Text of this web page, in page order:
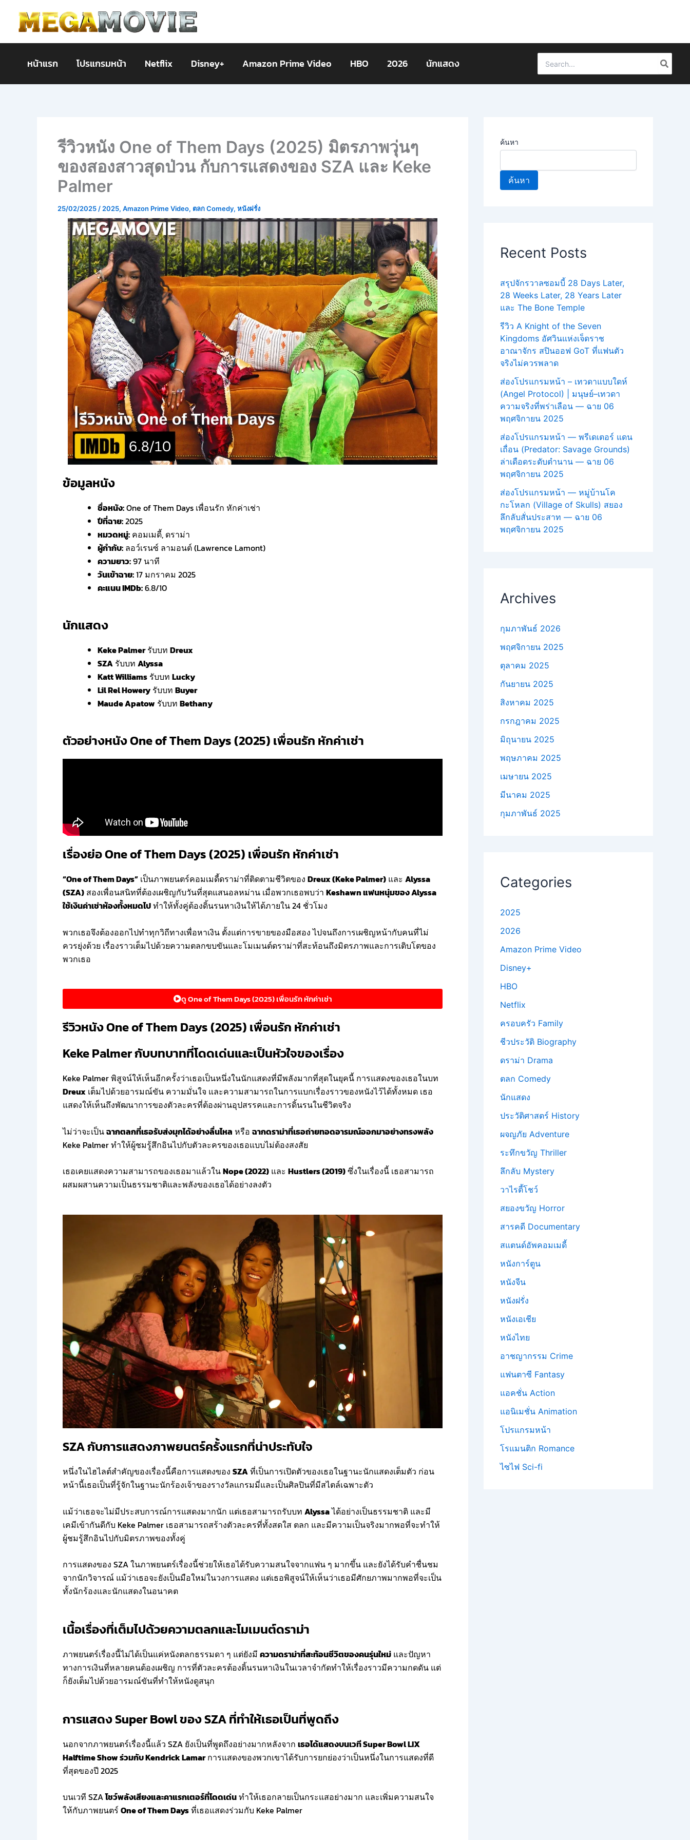
content
หน้าแรก โปรแกรมหน้า Netflix Disney+ Amazon Prime Video HBO 2026 นักแสดง
for:
รีวิวหนัง One of Them Days (2025) มิตรภาพวุ่นๆ
ของสองสาวสุดป่วน กับการแสดงของ SZA และ Keke
Palmer
25/02/2025 / 2025, Amazon Prime Video, ตลก Comedy, หนังฝรั่ง
ข้อมูลหนัง
ชื่อหนัง:One of Them Days เพื่อนรัก หักค่าเช่า
ปีที่ฉาย:2025
หมวดหมู่: คอมเมดี้, ดราม่า
ผู้กำกับ: ลอว์เรนซ์ ลามอนต์ (Lawrence Lamont)
ความยาว:97 นาที
วันเข้าฉาย:17 มกราคม 2025
คะแนน IMDb:6.8/10
นักแสดง
Keke Palmerรับบท Dreux
SZA รับบท Alyssa
Katt Williams รับบท Lucky
Lil Rel Howery รับบท Buyer
Maude Apatow รับบท Bethany
ตัวอย่างหนัง One of Them Days (2025) เพื่อนรัก หักค่าเช่า
เรื่องย่อ One of Them Days (2025) เพื่อนรัก หักค่าเช่า
“One of Them Days” เป็นภาพยนตร์คอมเมดี้ดราม่าที่ติดตามชีวิตของ Dreux (Keke Palmer) และ Alyssa
(SZA) สองเพื่อนสนิทที่ต้องเผชิญกับวันที่สุดแสนอลหม่าน เมื่อพวกเธอพบว่า Keshawn แฟนหนุ่มของ Alyssa
ใช้เงินค่าเช่าห้องทั้งหมดไปทำให้ทั้งคู่ต้องดิ้นรนหาเงินให้ได้ภายใน 24 ชั่วโมง
พวกเธอจึงต้องออกไปทำทุกวิถีทางเพื่อหาเงิน ตั้งแต่การขายของมือสอง ไปจนถึงการเผชิญหน้ากับคนที่ไม่
ควรยุ่งด้วย เรื่องราวเต็มไปด้วยความตลกขบขันและโมเมนต์ดราม่าที่สะท้อนถึงมิตรภาพและการเติบโตของ
พวกเธอ
ดู One of Them Days (2025) เพื่อนรัก หักค่าเช่า
รีวิวหนัง One of Them Days (2025) เพื่อนรัก หักค่าเช่า
Keke Palmer กับบทบาทที่โดดเด่นและเป็นหัวใจของเรื่อง
Keke Palmer พิสูจน์ให้เห็นอีกครั้งว่าเธอเป็นหนึ่งในนักแสดงที่มีพลังมากที่สุดในยุคนี้ การแสดงของเธอในบท
Dreux เต็มไปด้วยอารมณ์ขัน ความมั่นใจ และความสามารถในการแบกเรื่องราวของหนังไว้ได้ทั้งหมด เธอ
แสดงให้เห็นถึงพัฒนาการของตัวละครที่ต้องผ่านอุปสรรคและการดิ้นรนในชีวิตจริง
ไม่ว่าจะเป็นฉากตลกที่เธอรับส่งมุกได้อย่างลื่นไหล หรือ ฉากดราม่าที่เธอถ่ายทอดอารมณ์ออกมาอย่างทรงพลัง
Keke Palmer ทำให้ผู้ชมรู้สึกอินไปกับตัวละครของเธอแบบไม่ต้องสงสัย
เธอเคยแสดงความสามารถของเธอมาแล้วในNope (2022) และ Hustlers (2019)ซึ่งในเรื่องนี้ เธอสามารถ
ผสมผสานความเป็นธรรมชาติและพลังของเธอได้อย่างลงตัว
SZA กับการแสดงภาพยนตร์ครั้งแรกที่น่าประทับใจ
หนึ่งในไฮไลต์สำคัญของเรื่องนี้คือการแสดงของ SZAที่เป็นการเปิดตัวของเธอในฐานะนักแสดงเต็มตัว ก่อน
หน้านี้เธอเป็นที่รู้จักในฐานะนักร้องเจ้าของรางวัลแกรมมี่และเป็นศิลปินที่มีสไตล์เฉพาะตัว
แม้ว่าเธอจะไม่มีประสบการณ์การแสดงมากนัก แต่เธอสามารถรับบท Alyssaได้อย่างเป็นธรรมชาติ และมี
เคมีเข้ากันดีกับ Keke Palmer เธอสามารถสร้างตัวละครที่ทั้งสดใส ตลก และมีความเป็นจริงมากพอที่จะทำให้
ผู้ชมรู้สึกอินไปกับมิตรภาพของทั้งคู่
การแสดงของ SZA ในภาพยนตร์เรื่องนี้ช่วยให้เธอได้รับความสนใจจากแฟน ๆ มากขึ้น และยังได้รับคำชื่นชม
จากนักวิจารณ์ แม้ว่าเธอจะยังเป็นมือใหม่ในวงการแสดง แต่เธอพิสูจน์ให้เห็นว่าเธอมีศักยภาพมากพอที่จะเป็น
ทั้งนักร้องและนักแสดงในอนาคต
เนื้อเรื่องที่เต็มไปด้วยความตลกและโมเมนต์ดราม่า
ภาพยนตร์เรื่องนี้ไม่ได้เป็นแค่หนังตลกธรรมดา ๆ แต่ยังมี ความดราม่าที่สะท้อนชีวิตของคนรุ่นใหม่ และปัญหา
ทางการเงินที่หลายคนต้องเผชิญ การที่ตัวละครต้องดิ้นรนหาเงินในเวลาจำกัดทำให้เรื่องราวมีความกดดัน แต่
ก็ยังเต็มไปด้วยอารมณ์ขันที่ทำให้หนังดูสนุก
การแสดง Super Bowl ของ SZA ที่ทำให้เธอเป็นที่พูดถึง
นอกจากภาพยนตร์เรื่องนี้แล้ว SZA ยังเป็นที่พูดถึงอย่างมากหลังจาก เธอได้แสดงบนเวที Super Bowl LIX
Halftime Show ร่วมกับ Kendrick Lamarการแสดงของพวกเขาได้รับการยกย่องว่าเป็นหนึ่งในการแสดงที่ดี
ที่สุดของปี 2025
บนเวที SZAโชว์พลังเสียงและคาแรกเตอร์ที่โดดเด่นทำให้เธอกลายเป็นกระแสอย่างมาก และเพิ่มความสนใจ
ให้กับภาพยนตร์One of Them Daysที่เธอแสดงร่วมกับ Keke Palmer
ค้นหา
ค้นหา
Recent Posts
สรุปจักรวาลซอมบี้ 28 Days Later,
28 Weeks Later, 28 Years Later
และ The Bone Temple
รีวิว A Knight of the Seven
Kingdoms อัศวินแห่งเจ็ดราช
อาณาจักร สปินออฟ GoT ที่แฟนตัว
จริงไม่ควรพลาด
ส่องโปรแกรมหน้า – เทวดาแบบใดห์
(Angel Protocol) | มนุษย์–เทวดา
ความจริงที่พร่าเลือน — ฉาย 06
พฤศจิกายน 2025
ส่องโปรแกรมหน้า — พรีเดเตอร์ แดน
เถื่อน (Predator: Savage Grounds)
ล่าเดือดระดับตำนาน — ฉาย 06
พฤศจิกายน 2025
ส่องโปรแกรมหน้า — หมู่บ้านโค
กะโหลก (Village of Skulls) สยอง
ลึกลับสั่นประสาท — ฉาย 06
พฤศจิกายน 2025
Archives
กุมภาพันธ์ 2026
พฤศจิกายน 2025
ตุลาคม 2025
กันยายน 2025
สิงหาคม 2025
กรกฎาคม 2025
มิถุนายน 2025
พฤษภาคม 2025
เมษายน 2025
มีนาคม 2025
กุมภาพันธ์ 2025
Categories
2025
2026
Amazon Prime Video
Disney+
HBO
Netflix
ครอบครัว Family
ชีวประวัติ Biography
ดราม่า Drama
ตลก Comedy
นักแสดง
ประวัติศาสตร์ History
ผจญภัย Adventure
ระทึกขวัญ Thriller
ลึกลับ Mystery
วาไรตี้โชว์
สยองขวัญ Horror
สารคดี Documentary
สแตนด์อัพคอมเมดี้
หนังการ์ตูน
หนังจีน
หนังฝรั่ง
หนังเอเชีย
หนังไทย
อาชญากรรม Crime
แฟนตาซี Fantasy
แอคชั่น Action
แอนิเมชั่น Animation
โปรแกรมหน้า
โรแมนติก Romance
ไซไฟ Sci-fi